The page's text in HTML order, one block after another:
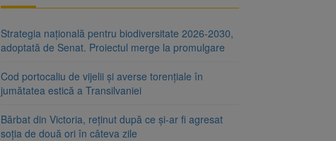
Strategia națională pentru biodiversitate 2026-2030,
adoptată de Senat. Proiectul merge la promulgare
Cod portocaliu de vijelii și averse torențiale în
jumătatea estică a Transilvaniei
Bărbat din Victoria, reținut după ce și-ar fi agresat
soția de două ori în câteva zile